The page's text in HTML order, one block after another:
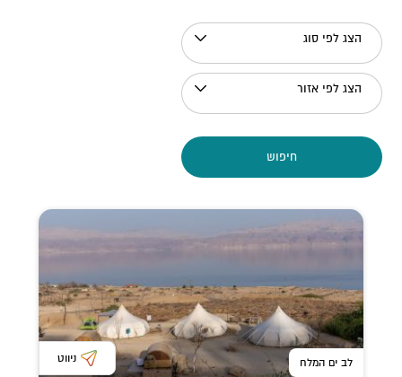
הצג לפי סוג
הצג לפי אזור
חיפוש
לב ים המלח ניווט